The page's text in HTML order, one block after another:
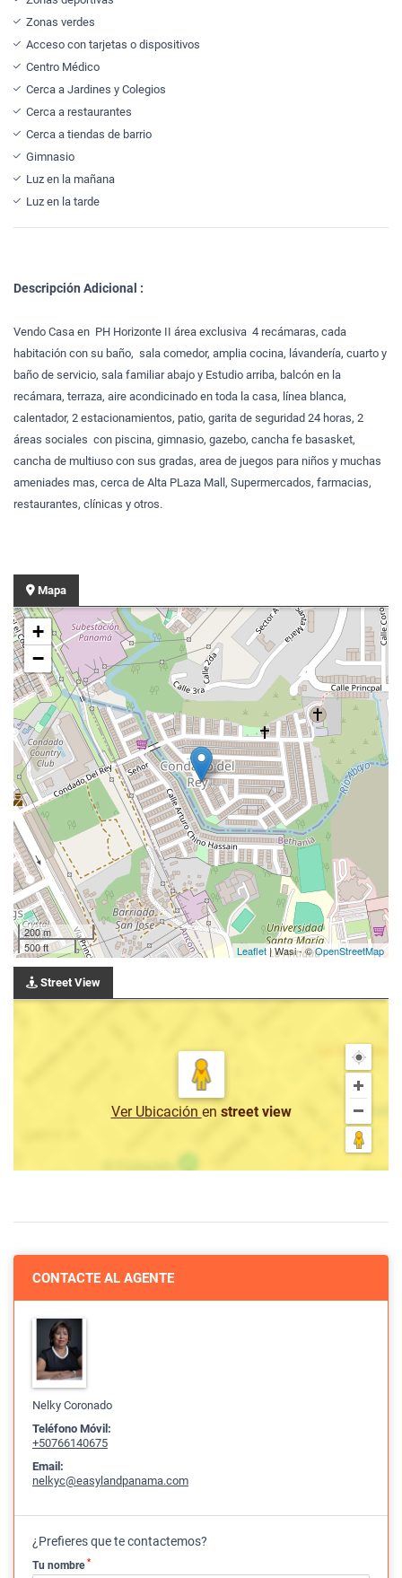
Zonas verdes
Acceso con tarjetas o dispositivos
Centro Médico
Cerca a Jardines y Colegios
Cerca a restaurantes
Cerca a tiendas de barrio
Gimnasio
Luz en la mañana
Luz en la tarde
Descripción Adicional :
Vendo Casa en PH Horizonte II área exclusiva 4 recámaras, cada
habitación con su baño, sala comedor, amplia cocina, lávandería, cuarto y
baño de servicio, sala familiar abajo y Estudio arriba, balcón en la
recámara, terraza, aire acondicinado en toda la casa, línea blanca,
calentador, 2 estacionamientos, patio, garita de seguridad 24 horas, 2
áreas sociales con piscina, gimnasio, gazebo, cancha fe basasket,
cancha de multiuso con sus gradas, area de juegos para niños y muchas
ameniades mas, cerca de Alta PLaza Mall, Supermercados, farmacias,
restaurantes, clínicas y otros.
Mapa
+
−
200 m
500 ft
Leaflet | Wasi - ©OpenStreetMap
Street View
Ver Ubicación en street view
CONTACTE AL AGENTE
Nelky Coronado
Teléfono Móvil:
+50766140675
Email:
nelkyc@easylandpanama.com
¿Prefieres que te contactemos?
Tu nombre *